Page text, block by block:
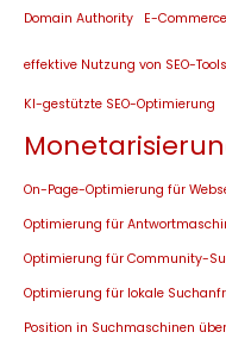
Domain Authority E-
effektive Nutzung von SEO-Tools
KI-gestützte SEO-Optimierung
On-Page-Optimierung für
Optimierung für
Optimierung für Community-
Optimierung für lokale
Position in Suchmaschinen